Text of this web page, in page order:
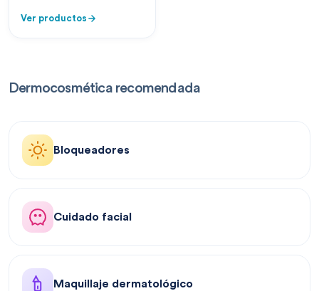
Ver productos
Dermocosmética recomendada
Bloqueadores
Cuidado facial
Maquillaje dermatológico